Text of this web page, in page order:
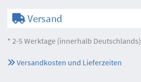
Versand
* 2-5 Werktage (innerhalb Deutschlands)
Versandkosten und Lieferzeiten